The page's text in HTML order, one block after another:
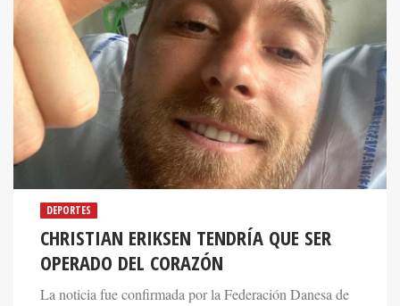
DEPORTES
CHRISTIAN ERIKSEN TENDRÍA QUE SER
OPERADO DEL CORAZÓN
La noticia fue confirmada por la Federación Danesa de